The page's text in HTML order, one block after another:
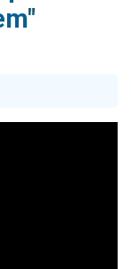
Torah-Box Music
Tsédaka : pauvres d'Israel
de Vacances Pour les Enfants